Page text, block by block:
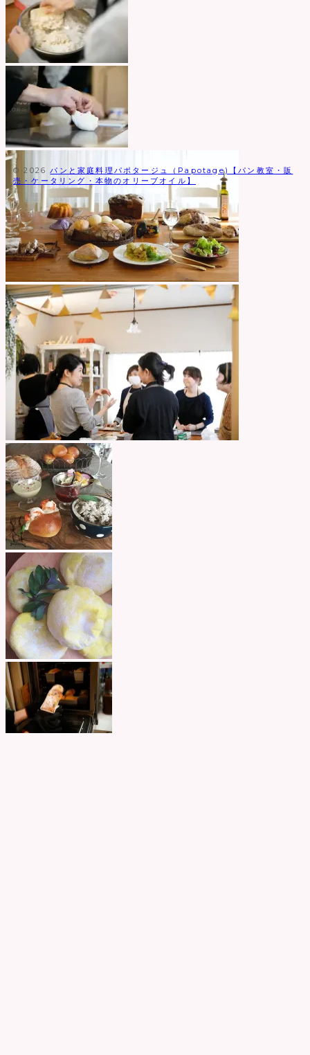
© 2026パンと家庭料理パポタージュ（Papotage)【パン教室・販
売・ケータリング・本物のオリーブオイル】